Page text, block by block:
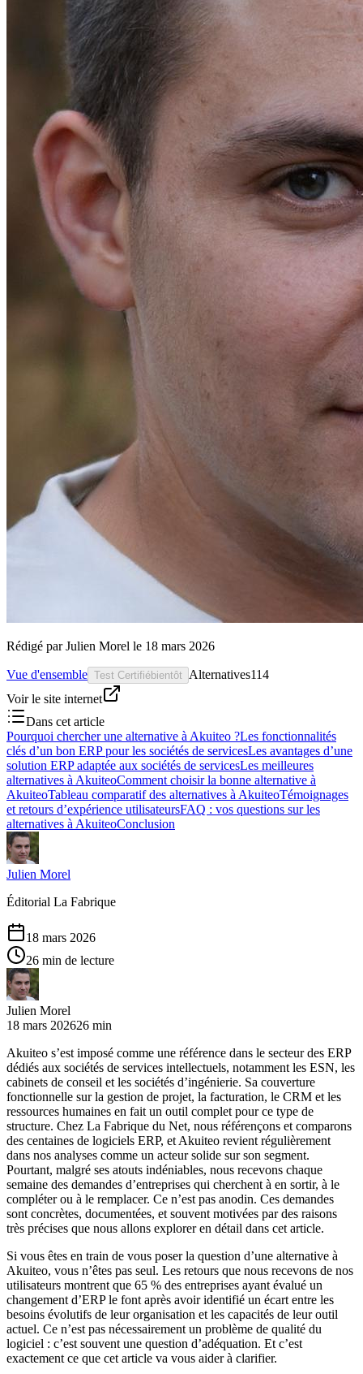
Rédigé par Julien Morel le 18 mars 2026
Vue d'ensemble Test Certifiébientôt Alternatives114
Voir le site internet
Dans cet article
Pourquoi chercher une alternative à Akuiteo ?Les fonctionnalités
clés d’un bon ERP pour les sociétés de servicesLes avantages d’une
solution ERP adaptée aux sociétés de servicesLes meilleures
alternatives à AkuiteoComment choisir la bonne alternative à
AkuiteoTableau comparatif des alternatives à AkuiteoTémoignages
et retours d’expérience utilisateursFAQ : vos questions sur les
alternatives à AkuiteoConclusion
Julien Morel
Éditorial La Fabrique
18 mars 2026
26 min de lecture
Julien Morel
18 mars 202626 min
Akuiteo s’est imposé comme une référence dans le secteur des ERP
dédiés aux sociétés de services intellectuels, notamment les ESN, les
cabinets de conseil et les sociétés d’ingénierie. Sa couverture
fonctionnelle sur la gestion de projet, la facturation, le CRM et les
ressources humaines en fait un outil complet pour ce type de
structure. Chez La Fabrique du Net, nous référençons et comparons
des centaines de logiciels ERP, et Akuiteo revient régulièrement
dans nos analyses comme un acteur solide sur son segment.
Pourtant, malgré ses atouts indéniables, nous recevons chaque
semaine des demandes d’entreprises qui cherchent à en sortir, à le
compléter ou à le remplacer. Ce n’est pas anodin. Ces demandes
sont concrètes, documentées, et souvent motivées par des raisons
très précises que nous allons explorer en détail dans cet article.
Si vous êtes en train de vous poser la question d’une alternative à
Akuiteo, vous n’êtes pas seul. Les retours que nous recevons de nos
utilisateurs montrent que 65 % des entreprises ayant évalué un
changement d’ERP le font après avoir identifié un écart entre les
besoins évolutifs de leur organisation et les capacités de leur outil
actuel. Ce n’est pas nécessairement un problème de qualité du
logiciel : c’est souvent une question d’adéquation. Et c’est
exactement ce que cet article va vous aider à clarifier.